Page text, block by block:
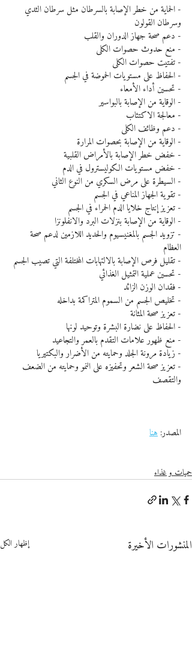
- الحماية من خطر الإصابة بالسرطان مثل سرطان الثدي
وسرطان القولون
- دعم صحة جهاز الدوران والقلب
- منع حدوث حصوات الكلى
- تفتيت حصوات الكلى
- الحفاظ على مستويات الحموضة في الجسم
- تحسين أداء الأمعاء
- الوقاية من الإصابة بالبواسير
- معالجة الاكتئاب
- دعم وظائف الكلى
- الوقاية من الإصابة بحصوات المرارة
- خفض خطر الإصابة بالأمراض القلبية
- خفض مستويات الكوليسترول في الدم
- السيطرة على مرض السكري من النوع الثاني
- تقوية الجهاز المناعي في الجسم
- تعزيز إنتاج خلايا الدم الحمراء في الجسم
- الوقاية من الإصابة بنزلات البرد والانفلونزا
- تزويد الجسم بالمغنيسيوم والحديد اللازمين لدعم صحة
العظام
- تقليل فرص الإصابة بالالتهابات المختلفة التي تصيب الجسم
- تحسين عملية التمثيل الغذائي
- فقدان الوزن الزائد
- تخليص الجسم من السموم المتراكمة بداخله
- تعزيز صحة المثانة
- الحفاظ على نضارة البشرة وتوحيد لونها
- منع ظهور علامات التقدم بالعمر والتجاعيد
- زيادة مرونة الجلد وحمايته من الأضرار والبكتيريا
- تعزيز صحة الشعر وتحفيزه على النمو وحمايته من الضعف
والتقصف
المصدر: هنا
حميات و غذاء
المنشورات الأخيرة إظهار الكل